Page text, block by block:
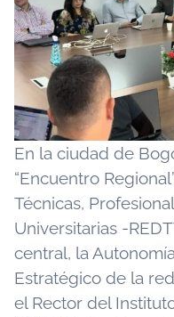
En la ciudad de
“Encuentro
Técnicas,
Universitarias -
central, la
Estratégico de la
el Rector del